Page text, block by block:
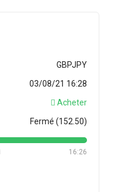
GBPJPY
03/08/21 16:28
Acheter
Fermé (152.50)
16:26